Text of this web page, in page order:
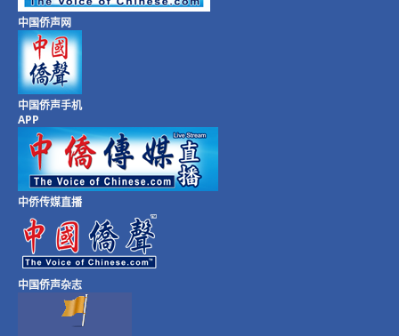
中国侨声网
中国侨声手机
APP
中侨传媒直播
中国侨声杂志